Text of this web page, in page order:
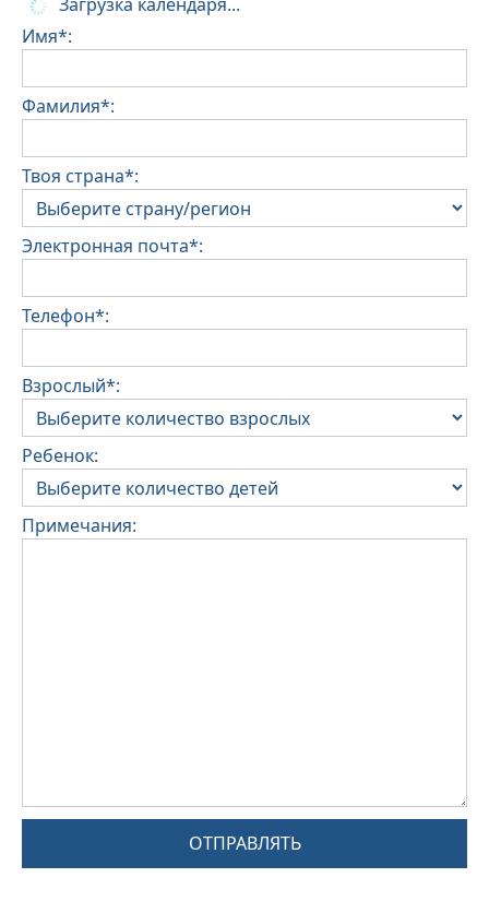
Загрузка календаря...
Имя*:
Фамилия*:
Твоя страна*:
Электронная почта*:
Телефон*:
Взрослый*:
Ребенок:
Примечания:
ОТПРАВЛЯТЬ